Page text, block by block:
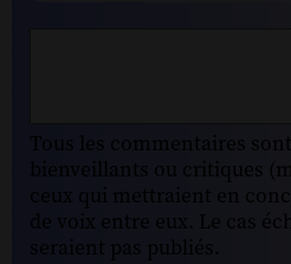
Tous les commentaires
bienveillants ou critiques
ceux qui mettraient en
de voix entre eux. Le cas
seraient pas publiés.